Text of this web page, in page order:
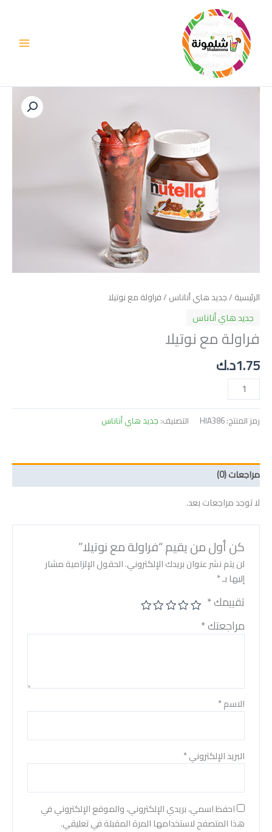
المحتوى
الرئيسية /جديد هاي أناناس / فراولة مع نوتيلا
جديد هاي أناناس
فراولة مع نوتيلا
د.ك1.75
كمية
رمز المنتج:HIA386 التصنيف: جديد هاي أناناس
مراجعات (0)
لا توجد مراجعات بعد.
كن أول من يقيم “فراولة مع نوتيلا”
لن يتم نشر عنوان بريدك الإلكتروني.الحقول الإلزامية مشار
إليها بـ*
تقييمك*
مراجعتك*
الاسم*
البريد الإلكتروني*
احفظ اسمي، بريدي الإلكتروني، والموقع الإلكتروني في
هذا المتصفح لاستخدامها المرة المقبلة في تعليقي.